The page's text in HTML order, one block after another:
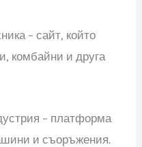
– сайт, който
комбайни и друга
– платформа
и съоръжения.